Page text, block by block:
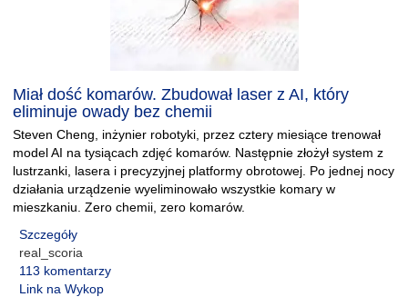
Miał dość komarów. Zbudował laser z AI, który
eliminuje owady bez chemii
Steven Cheng, inżynier robotyki, przez cztery miesiące trenował
model AI na tysiącach zdjęć komarów. Następnie złożył system z
lustrzanki, lasera i precyzyjnej platformy obrotowej. Po jednej nocy
działania urządzenie wyeliminowało wszystkie komary w
mieszkaniu. Zero chemii, zero komarów.
Szczegóły
real_scoria
113 komentarzy
Link na Wykop